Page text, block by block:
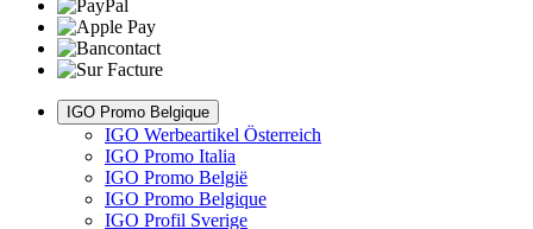
IGO Promo Belgique
IGO Werbeartikel Österreich
IGO Promo Italia
IGO Promo België
IGO Promo Belgique
IGO Profil Sverige